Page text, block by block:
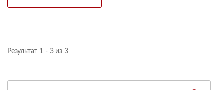
Результат 1 - 3 из 3